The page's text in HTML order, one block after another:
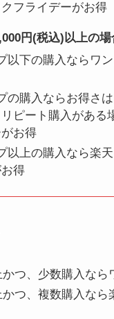
フライデーがお得
円(税込)以上の場
以下の購入ならワ
の購入ならお得さ
ピート購入がある
お得
以上の購入なら楽
得
つ、少数購入なら
かつ、複数購入なら